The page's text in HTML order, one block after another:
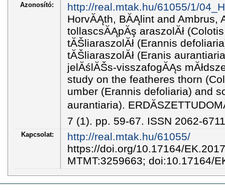
Azonosító:
http://real.mtak.hu/61055/1/
HorvĂĄth, BĂĄlint and Ambrus,
tollascsĂĄpĂş araszolĂł
tĂŠliaraszolĂł (Erannis
tĂŠliaraszolĂł (Eranis
jelĂślĂŠs-visszafogĂĄs
study on the featheres thorn
umber (Erannis defoliaria) and
aurantiaria).
7 (1). pp. 59-67. ISSN 2062-6711
Kapcsolat:
http://real.mtak.hu/61055/
https://doi.org/10.17164/
MTMT:3259663; doi:10.17164/